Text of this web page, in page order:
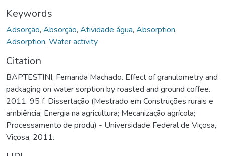
Keywords
Adsorção, Absorção, Atividade água, Absorption,
Adsorption, Water activity
Citation
BAPTESTINI, Fernanda Machado. Effect of granulometry and
packaging on water sorption by roasted and ground coffee.
2011. 95 f. Dissertação (Mestrado em Construções rurais e
ambiência; Energia na agricultura; Mecanização agrícola;
Processamento de produ) - Universidade Federal de Viçosa,
Viçosa, 2011.